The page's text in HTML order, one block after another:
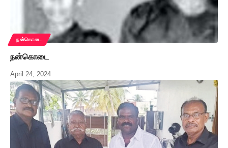
நன்கொடை
நன்கொடை
April 24, 2024